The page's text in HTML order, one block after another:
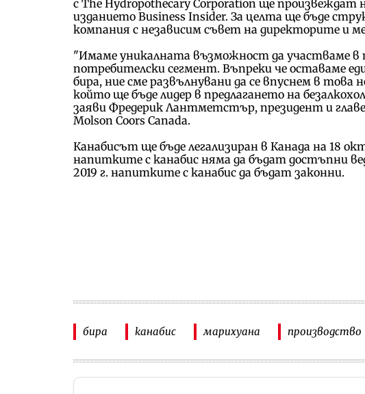
с The Hydropothecary Corporation ще произвеждат
изданието Business Insider. За целта ще бъде
компания с независим съвет на директорите и
"Имаме уникалната възможност да участваме в
потребителски сегмент. Въпреки че оставаме
бира, ние сме развълнувани да се впуснем в това
който ще бъде лидер в предлагането на
заяви Фредерик Лантметстър, президент и
Molson Coors Canada.
Канабисът ще бъде легализиран в Канада на 18
напитките с канабис няма да бъдат достъпни
2019 г. напитките с канабис да бъдат законни.
бира канабис марихуана производство